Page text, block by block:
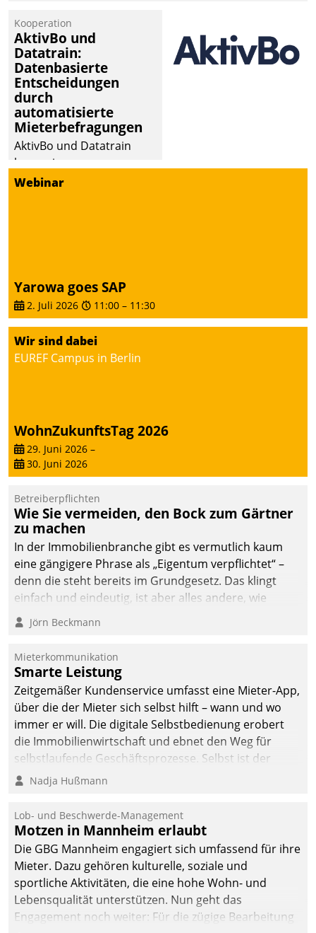
Kooperation
AktivBo und
Datatrain:
Datenbasierte
Entscheidungen
durch
automatisierte
Mieterbefragungen
AktivBo und Datatrain
kooperieren –
Immobilienunternehmen
zielgerichtete
Mieterbefragungen – eine
starke Grundlage für
intelligente,
datengestützte
Entscheidungen.
Webinar
Yarowa goes SAP
2. Juli 2026 11:00 – 11:30
Wir sind dabei
EUREF Campus in Berlin
WohnZukunftsTag 2026
29. Juni 2026 –
30. Juni 2026
Betreiberpflichten
Wie Sie vermeiden, den Bock zum Gärtner
zu machen
In der Immobilienbranche gibt es vermutlich kaum
eine gängigere Phrase als „Eigentum verpflichtet“ –
denn die steht bereits im Grundgesetz. Das klingt
einfach und eindeutig, ist aber alles andere, wie
Branchenbeschäftigte wissen. Denn mit der
Verantwortung folgen Verpflichtungen.
Jörn Beckmann
Mieterkommunikation
Smarte Leistung
Zeitgemäßer Kundenservice umfasst eine Mieter-App,
über die der Mieter sich selbst hilft – wann und wo
immer er will. Die digitale Selbstbedienung erobert
die Immobilienwirtschaft und ebnet den Weg für
selbstlaufende Geschäftsprozesse. Selbst ist der
Kunde und smart der Serviceanbieter.
Nadja Hußmann
Lob- und Beschwerde-Management
Motzen in Mannheim erlaubt
Die GBG Mannheim engagiert sich umfassend für ihre
Mieter. Dazu gehören kulturelle, soziale und
sportliche Aktivitäten, die eine hohe Wohn- und
Lebensqualität unterstützen. Nun geht das
Engagement noch weiter: Für die zügige Bearbeitung